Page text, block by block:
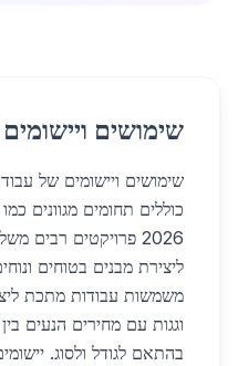
שימושים ויישומים
שימושים ויישומים של
כוללים תחומים מגוונים
2026 פרויקטים רבים
ליצירת מבנים בטוחים
משמשות עבודות מתכת
בהתאם לגודל ולסוג.